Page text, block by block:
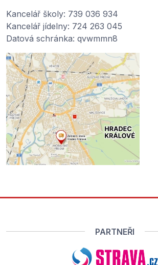
Kancelář školy: 739 036 934
Kancelář jídelny: 724 263 045
Datová schránka: qvwmmn8
PARTNEŘI